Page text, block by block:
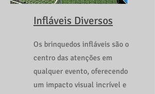
Infláveis Diversos
Os brinquedos infláveis são o
centro das atenções em
qualquer evento, oferecendo
um impacto visual incrível e